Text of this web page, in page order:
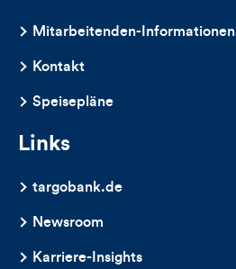
Mitarbeitenden-Informationen
Kontakt
Speisepläne
Links
targobank.de
Newsroom
Karriere-Insights